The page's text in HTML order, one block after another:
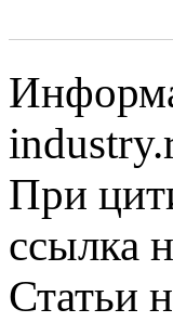
При
ссылка
Статьи